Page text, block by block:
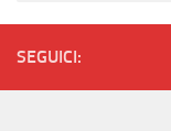
SEGUICI: